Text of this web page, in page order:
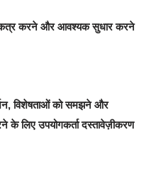
एकत्र करने और आवश्यक सुधार करने
विशेषताओं को समझने और
के लिए उपयोगकर्ता दस्तावेज़ीकरण